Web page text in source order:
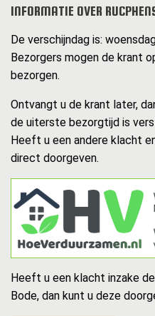
INFORMATIE OVER
De verschijndag is:
Bezorgers mogen de krant
bezorgen.
Ontvangt u de krant later,
de uiterste bezorgtijd is
Heeft u een andere klacht
direct doorgeven.
Heeft u een klacht inzake
Bode, dan kunt u deze